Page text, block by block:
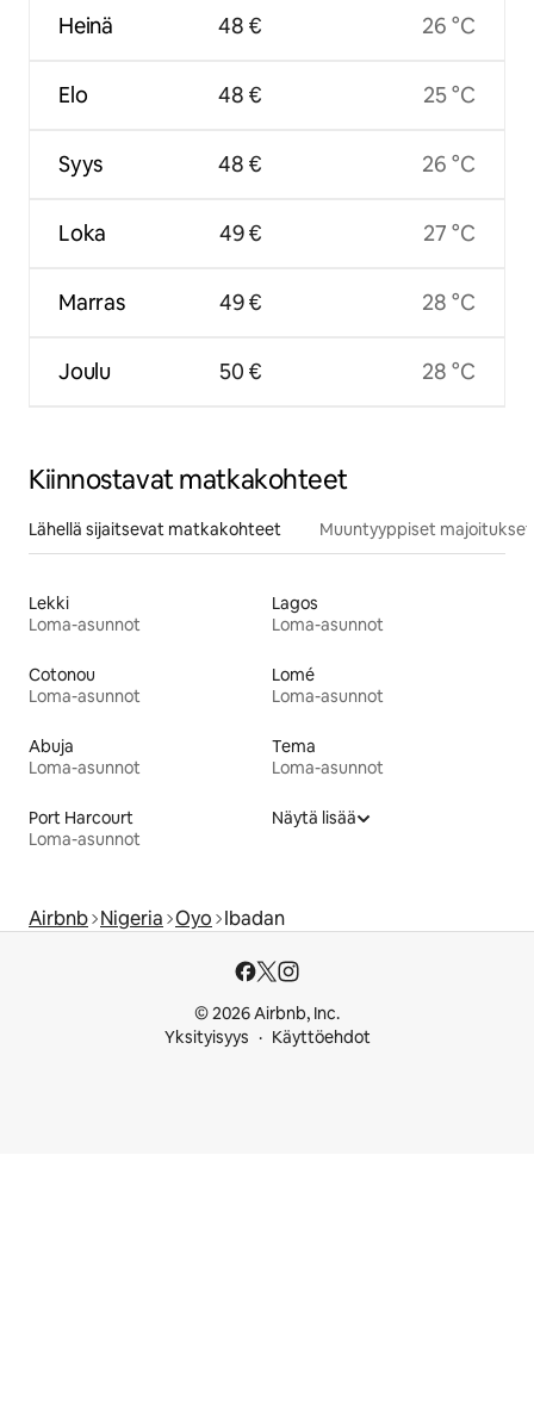
Heinä
Elo
Syys
Loka
Marras
Joulu
48 €
48 €
48 €
49 €
49 €
50 €
26 °C
25 °C
26 °C
27 °C
28 °C
28 °C
Kiinnostavat matkakohteet
Lähellä sijaitsevat matkakohteet Muuntyyppiset majoitukset
Lekki
Loma-asunnot
Lagos
Loma-asunnot
Cotonou
Loma-asunnot
Lomé
Loma-asunnot
Abuja
Loma-asunnot
Tema
Loma-asunnot
Port Harcourt
Loma-asunnot
Näytä lisää
Airbnb Nigeria Oyo Ibadan
© 2026 Airbnb, Inc.
Yksityisyys
Käyttöehdot